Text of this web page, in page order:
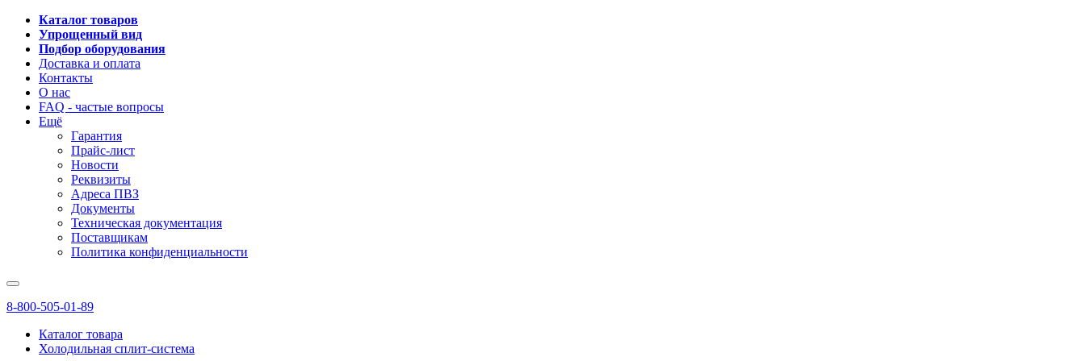
Каталог товаров
Упрощенный вид
Подбор оборудования
Доставка и оплата
Контакты
О нас
FAQ - частые вопросы
Ещё
Гарантия
Прайс-лист
Новости
Реквизиты
Адреса ПВЗ
Документы
Техническая документация
Поставщикам
Политика конфиденциальности
8-800-505-01-89
Каталог товара
Холодильная сплит-система